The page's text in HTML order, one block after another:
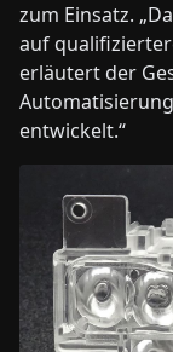
zum Einsatz.
auf
erläutert der
entwickelt.“